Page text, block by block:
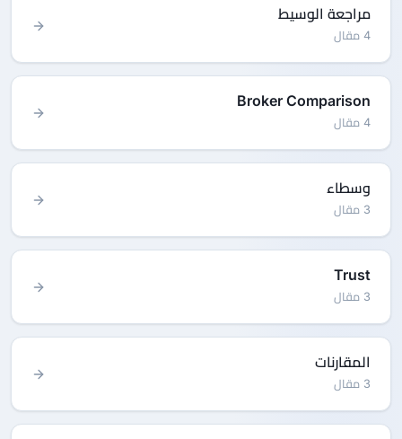
مراجعة الوسيط
4 مقال
Broker Comparison
4 مقال
وسطاء
3 مقال
Trust
3 مقال
المقارنات
3 مقال